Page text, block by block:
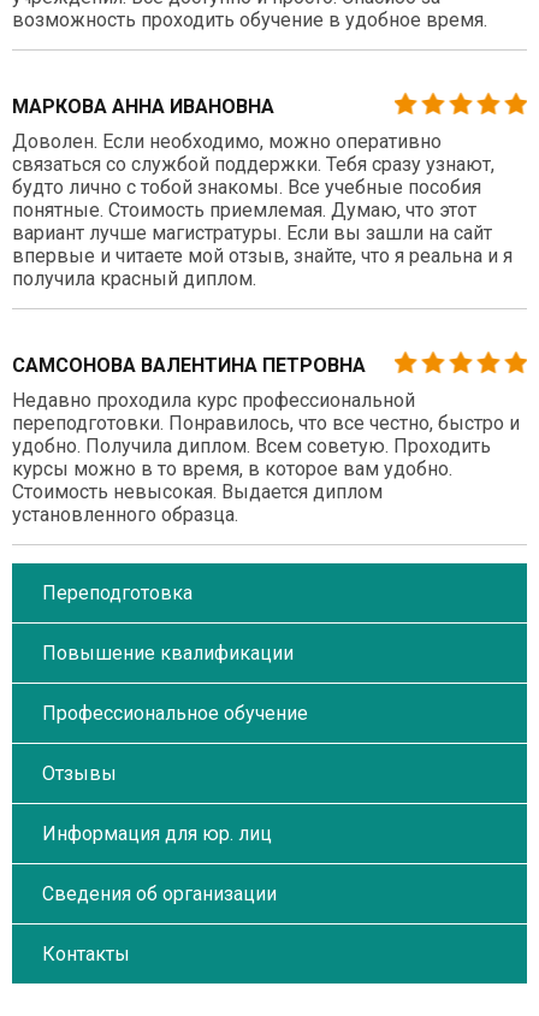
возможность проходить обучение в удобное время.
МАРКОВА АННА ИВАНОВНА
Доволен. Если необходимо, можно оперативно
связаться со службой поддержки. Тебя сразу узнают,
будто лично с тобой знакомы. Все учебные пособия
понятные. Стоимость приемлемая. Думаю, что этот
вариант лучше магистратуры. Если вы зашли на сайт
впервые и читаете мой отзыв, знайте, что я реальна и я
получила красный диплом.
САМСОНОВА ВАЛЕНТИНА ПЕТРОВНА
Недавно проходила курс профессиональной
переподготовки. Понравилось, что все честно, быстро и
удобно. Получила диплом. Всем советую. Проходить
курсы можно в то время, в которое вам удобно.
Стоимость невысокая. Выдается диплом
установленного образца.
Переподготовка
Повышение квалификации
Профессиональное обучение
Отзывы
Информация для юр. лиц
Сведения об организации
Контакты